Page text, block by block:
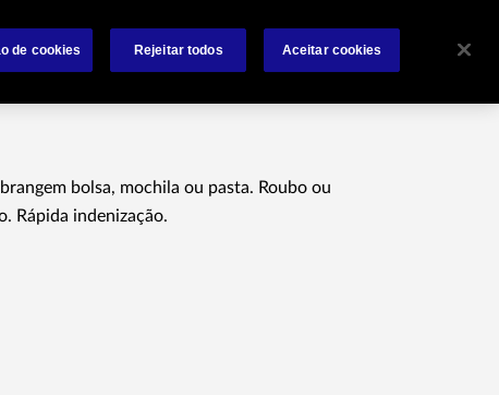
bolsa, mochila ou pasta. Roubo ou
Rápida indenização.
de cookies Rejeitar todos Aceitar cookies